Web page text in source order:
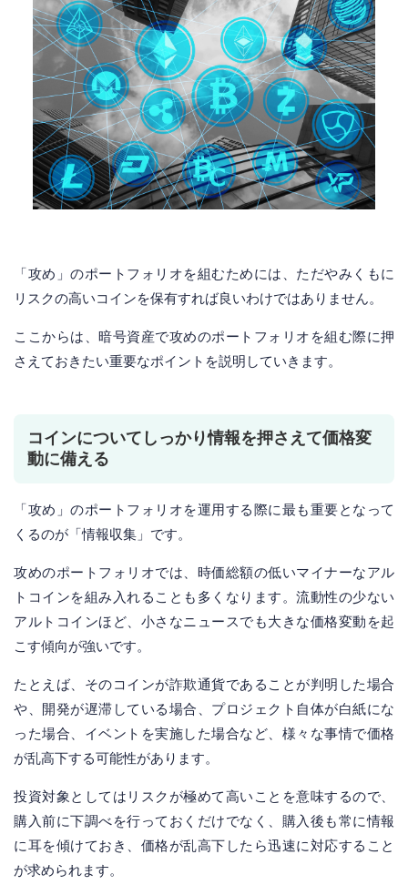
「攻め」のポートフォリオを組むためには、ただやみくもに
リスクの高いコインを保有すれば良いわけではありません。
ここからは、暗号資産で攻めのポートフォリオを組む際に押
さえておきたい重要なポイントを説明していきます。
コインについてしっかり情報を押さえて価格変
動に備える
「攻め」のポートフォリオを運用する際に最も重要となって
くるのが「情報収集」です。
攻めのポートフォリオでは、時価総額の低いマイナーなアル
トコインを組み入れることも多くなります。流動性の少ない
アルトコインほど、小さなニュースでも大きな価格変動を起
こす傾向が強いです。
たとえば、そのコインが詐欺通貨であることが判明した場合
や、開発が遅滞している場合、プロジェクト自体が白紙にな
った場合、イベントを実施した場合など、様々な事情で価格
が乱高下する可能性があります。
投資対象としてはリスクが極めて高いことを意味するので、
購入前に下調べを行っておくだけでなく、購入後も常に情報
に耳を傾けておき、価格が乱高下したら迅速に対応すること
が求められます。